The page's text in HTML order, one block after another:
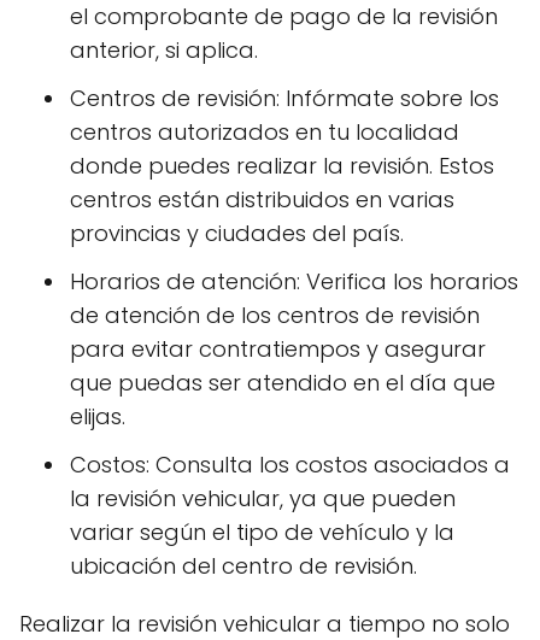
el comprobante de pago de la revisión
anterior, si aplica.
Centros de revisión: Infórmate sobre los
centros autorizados en tu localidad
donde puedes realizar la revisión. Estos
centros están distribuidos en varias
provincias y ciudades del país.
Horarios de atención: Verifica los horarios
de atención de los centros de revisión
para evitar contratiempos y asegurar
que puedas ser atendido en el día que
elijas.
Costos: Consulta los costos asociados a
la revisión vehicular, ya que pueden
variar según el tipo de vehículo y la
ubicación del centro de revisión.
Realizar la revisión vehicular a tiempo no solo